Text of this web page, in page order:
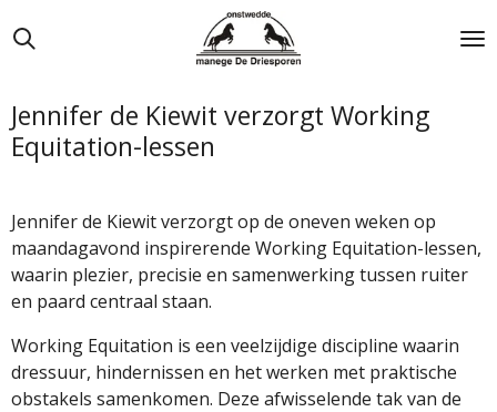
direct
de
hoofdinhoud
Jennifer de Kiewit verzorgt Working
Equitation-lessen
Jennifer de Kiewit verzorgt op de oneven weken op
maandagavond inspirerende Working Equitation-lessen,
waarin plezier, precisie en samenwerking tussen ruiter
en paard centraal staan.
Working Equitation is een veelzijdige discipline waarin
dressuur, hindernissen en het werken met praktische
obstakels samenkomen. Deze afwisselende tak van de